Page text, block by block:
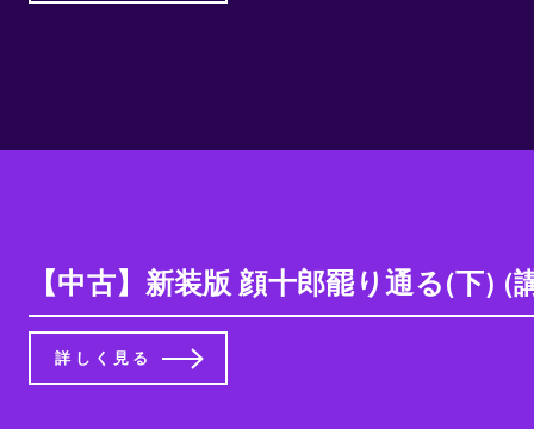
【中古】新装版 顔十郎罷り通る(下) (
詳しく見る